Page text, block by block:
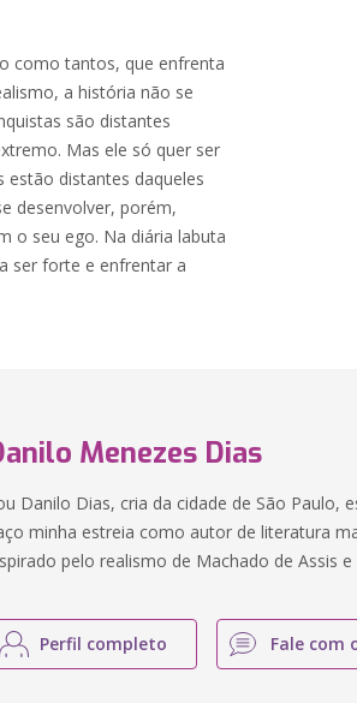
como tantos, que enfrenta
a história não se
são distantes
Mas ele só quer ser
distantes daqueles
desenvolver, porém,
o seu ego. Na diária labuta
ser forte e enfrentar a
Menezes Dias
Danilo Dias, cria da cidade de São Paulo,
minha estreia como autor de literatura
pelo realismo de Machado de Assis
Perfil completo Fale com